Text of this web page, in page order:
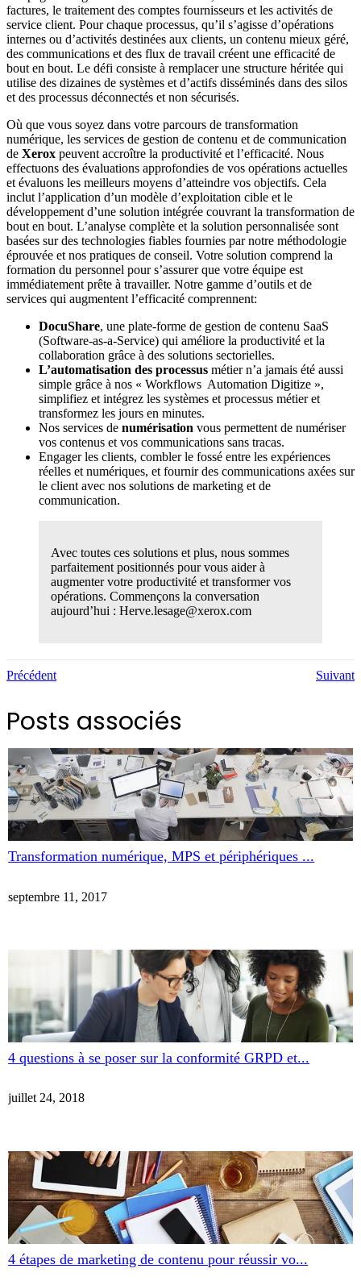
factures, le traitement des comptes fournisseurs et les activités de
service client. Pour chaque processus, qu’il s’agisse d’opérations
internes ou d’activités destinées aux clients, un contenu mieux géré,
des communications et des flux de travail créent une efficacité de
bout en bout. Le défi consiste à remplacer une structure héritée qui
utilise des dizaines de systèmes et d’actifs disséminés dans des silos
et des processus déconnectés et non sécurisés.
Où que vous soyez dans votre parcours de transformation
numérique, les services de gestion de contenu et de communication
de Xerox peuvent accroître la productivité et l’efficacité. Nous
effectuons des évaluations approfondies de vos opérations actuelles
et évaluons les meilleurs moyens d’atteindre vos objectifs. Cela
inclut l’application d’un modèle d’exploitation cible et le
développement d’une solution intégrée couvrant la transformation de
bout en bout. L’analyse complète et la solution personnalisée sont
basées sur des technologies fiables fournies par notre méthodologie
éprouvée et nos pratiques de conseil. Votre solution comprend la
formation du personnel pour s’assurer que votre équipe est
immédiatement prête à travailler. Notre gamme d’outils et de
services qui augmentent l’efficacité comprennent:
DocuShare, une plate-forme de gestion de contenu SaaS
(Software-as-a-Service) qui améliore la productivité et la
collaboration grâce à des solutions sectorielles.
L’automatisation des processus métier n’a jamais été aussi
simple grâce à nos « Workflows Automation Digitize »,
simplifiez et intégrez les systèmes et processus métier et
transformez les jours en minutes.
Nos services de numérisation vous permettent de numériser
vos contenus et vos communications sans tracas.
Engager les clients, combler le fossé entre les expériences
réelles et numériques, et fournir des communications axées sur
le client avec nos solutions de marketing et de
communication.
Avec toutes ces solutions et plus, nous sommes
parfaitement positionnés pour vous aider à
augmenter votre productivité et transformer vos
opérations. Commençons la conversation
aujourd’hui : Herve.lesage@xerox.com
Précédent Suivant
Posts associés
Transformation numérique, MPS et périphériques ...
septembre 11, 2017
4 questions à se poser sur la conformité GRPD et...
juillet 24, 2018
4 étapes de marketing de contenu pour réussir vo...